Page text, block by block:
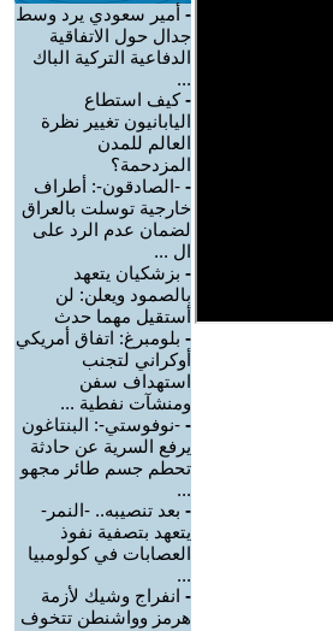
- أمير سعودي يرد وسط
جدال حول الاتفاقية
الدفاعية التركية الباك
...
-كيف استطاع
اليابانيون تغيير نظرة
العالم للمدن
المزدحمة؟
- -الصادقون-: أطراف
خارجية توسلت بالعراق
لضمان عدم الرد على
ال ...
- بزشكيان يتعهد
بالصمود ويعلن: لن
أستقيل مهما حدث
- بلومبرغ: اتفاق أمريكي
أوكراني لتجنب
استهداف سفن
ومنشآت نفطية ...
- -نوفوستي-: البنتاغون
يرفع السرية عن حادثة
تحطم جسم طائر مجهو
...
- بعد تنصيبه.. -النمر-
يتعهد بتصفية نفوذ
العصابات في كولومبيا
...
- انفراج وشيك لأزمة
هرمز وواشنطن تتخوف